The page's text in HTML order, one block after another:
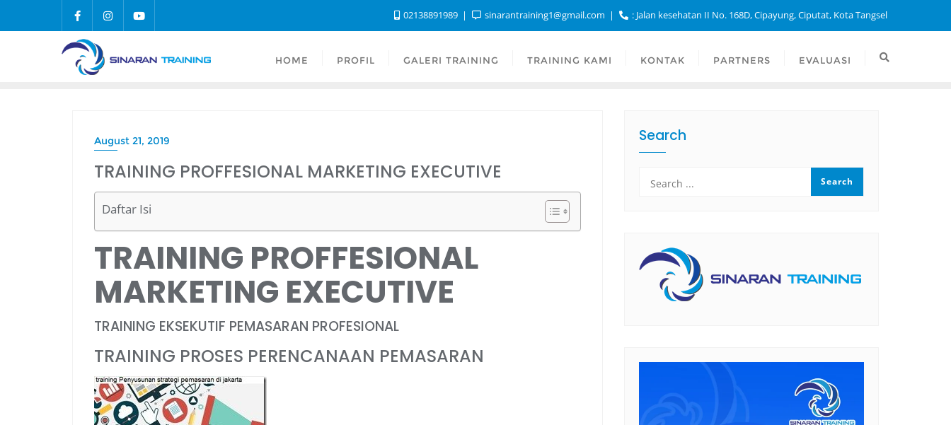
02138891989 sinarantraining1@gmail.com : Jalan kesehatan II No. 168D, Cipayung, Ciputat, Kota Tangsel
HOME PROFIL GALERI TRAINING TRAINING KAMI KONTAK PARTNERS EVALUASI
August 21, 2019
TRAINING PROFFESIONAL MARKETING EXECUTIVE
Daftar Isi
TRAINING PROFFESIONAL
MARKETING EXECUTIVE
TRAINING EKSEKUTIF PEMASARAN PROFESIONAL
TRAINING PROSES PERENCANAAN PEMASARAN
Search